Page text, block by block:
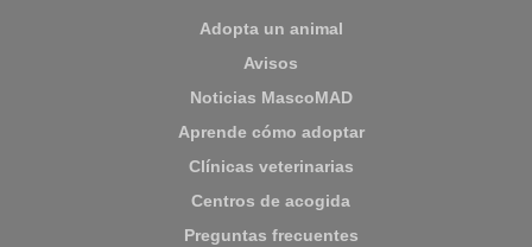
Adopta un animal
Avisos
Noticias MascoMAD
Aprende cómo adoptar
Clínicas veterinarias
Centros de acogida
Preguntas frecuentes